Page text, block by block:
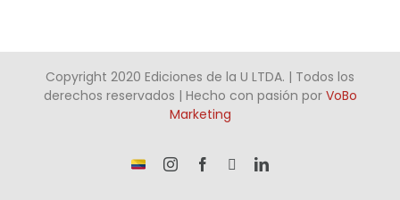
Copyright 2020 Ediciones de la U LTDA. | Todos los
derechos reservados | Hecho con pasión por VoBo
Marketing
¡Somos InstagramFacebook LinkedIn